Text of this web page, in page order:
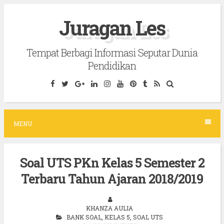
c
Juragan Les
Tempat Berbagi Informasi Seputar Dunia
Pendidikan
MENU
Soal UTS PKn Kelas 5 Semester 2
Terbaru Tahun Ajaran 2018/2019
KHANZA AULIA
BANK SOAL KELAS 5 SOAL UTS